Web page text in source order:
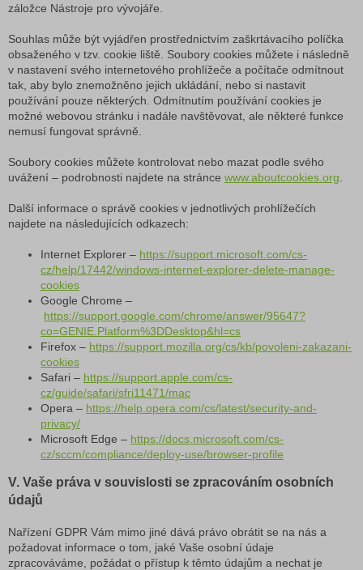
záložce Nástroje pro vývojáře.
Souhlas může být vyjádřen prostřednictvím zaškrtávacího políčka
obsaženého v tzv. cookie liště. Soubory cookies můžete i následně
v nastavení svého internetového prohlížeče a počítače odmítnout
tak, aby bylo znemožněno jejich ukládání, nebo si nastavit
používání pouze některých. Odmítnutím používání cookies je
možné webovou stránku i nadále navštěvovat, ale některé funkce
nemusí fungovat správně.
Soubory cookies můžete kontrolovat nebo mazat podle svého
uvážení – podrobnosti najdete na stránce www.aboutcookies.org
Další informace o správě cookies v jednotlivých prohlížečích
najdete na následujících odkazech:
Internet Explorer – https://support.microsoft.com/cs-
cz/help/17442/windows-internet-explorer-delete-manage-
cookies
Google Chrome –
https://support.google.com/chrome/answer/95647?
co=GENIE.Platform%3DDesktop&hl=cs
Firefox – https://support.mozilla.org/cs/kb/povoleni-zakazani-
cookies
Safari – https://support.apple.com/cs-
cz/guide/safari/sfri11471/mac
Opera – https://help.opera.com/cs/latest/security-and-
privacy/
Microsoft Edge – https://docs.microsoft.com/cs-
cz/sccm/compliance/deploy-use/browser-profile
V. Vaše práva v souvislosti se zpracováním osobních
údajů
Nařízení GDPR Vám mimo jiné dává právo obrátit se na nás a
požadovat informace o tom, jaké Vaše osobní údaje
zpracováváme, požádat o přístup k těmto údajům a nechat je